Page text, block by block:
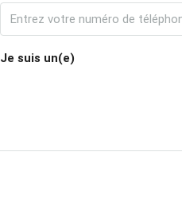
Je suis un(e)